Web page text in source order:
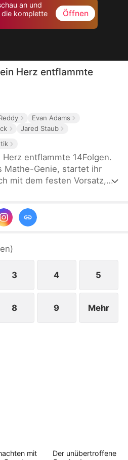
an und
die komplette
Öffnen
Herz entflammte
Evan Adams
Jared Staub
Herz entflammte 14Folgen.
Mathe-Genie, startet ihr
mit dem festen Vorsatz,
Boy der Uni und
sie ihn in ein Chaos. Nun
)
3 4 5
8 9 Mehr
mit
Der unübertroffene